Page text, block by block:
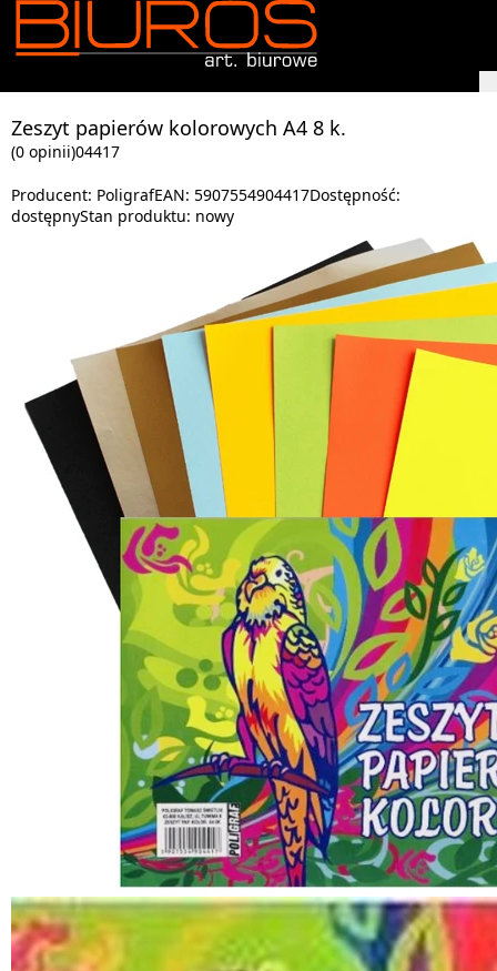
Zeszyt papierów kolorowych A4 8 k.
(0 opinii)04417
Producent: PoligrafEAN: 5907554904417Dostępność:
dostępnyStan produktu: nowy